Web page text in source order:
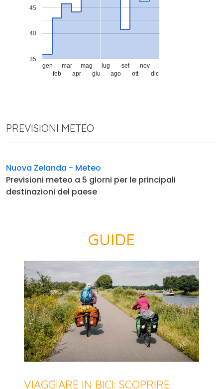
gen
feb
mar
apr
mag
giu
lug
ago
set
ott
nov
dic
35
40
45
PREVISIONI METEO
Nuova Zelanda - Meteo
Previsioni meteo a 5 giorni per le principali
destinazioni del paese
GUIDE
VIAGGIARE IN BICI: SCOPRIRE